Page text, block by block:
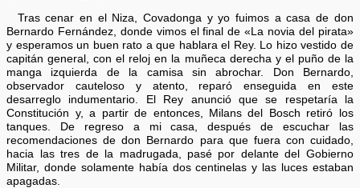
Tras cenar en el Niza, Covadonga y yo fuimos a casa de don
Bernardo Fernández, donde vimos el final de «La novia del pirata»
y esperamos un buen rato a que hablara el Rey. Lo hizo vestido de
capitán general, con el reloj en la muñeca derecha y el puño de la
manga izquierda de la camisa sin abrochar. Don Bernardo,
observador cauteloso y atento, reparó enseguida en este
desarreglo indumentario. El Rey anunció que se respetaría la
Constitución y, a partir de entonces, Milans del Bosch retiró los
tanques. De regreso a mi casa, después de escuchar las
recomendaciones de don Bernardo para que fuera con cuidado,
hacia las tres de la madrugada, pasé por delante del Gobierno
Militar, donde solamente había dos centinelas y las luces estaban
apagadas.